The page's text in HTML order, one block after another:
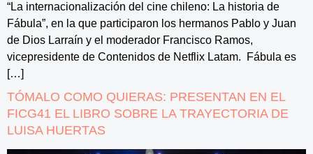
“La internacionalización del cine chileno: La historia de
Fábula”, en la que participaron los hermanos Pablo y Juan
de Dios Larraín y el moderador Francisco Ramos,
vicepresidente de Contenidos de Netflix Latam. Fábula es
[…]
TÓMALO COMO QUIERAS: PRESENTAN EN EL
FICG41 EL LIBRO SOBRE LA TRAYECTORIA DE
LUISA HUERTAS